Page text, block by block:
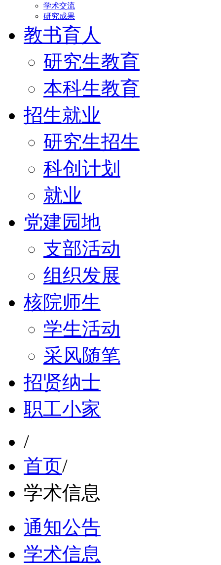
学术交流
研究成果
教书育人
研究生教育
本科生教育
招生就业
研究生招生
科创计划
就业
党建园地
支部活动
组织发展
核院师生
学生活动
采风随笔
招贤纳士
职工小家
/
首页/
学术信息
通知公告
学术信息